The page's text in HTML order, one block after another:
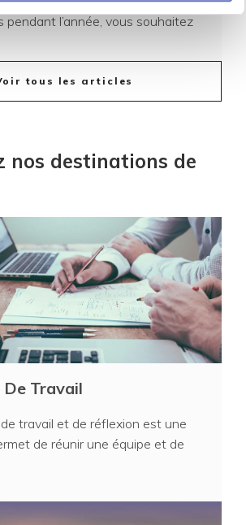
pendant l’année, vous souhaitez
tous les articles
nos destinations de
Travail
travail et de réflexion est une
de réunir une équipe et de